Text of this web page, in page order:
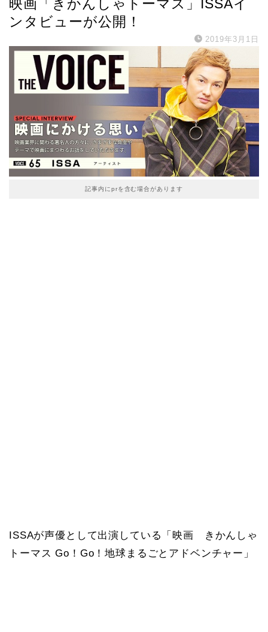
映画「きかんしゃトーマス」ISSAイ
ンタビューが公開！
2019年3月1日
記事内にprを含む場合があります
ISSAが声優として出演している「映画 きかんしゃ
トーマス Go！Go！地球まるごとアドベンチャー」